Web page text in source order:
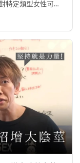
特定類型女性可改